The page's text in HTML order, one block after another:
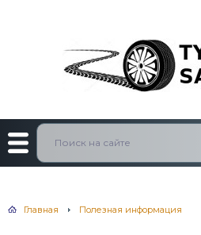
Главная Полезная информация